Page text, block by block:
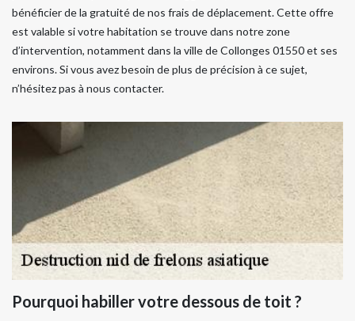
bénéficier de la gratuité de nos frais de déplacement. Cette offre
est valable si votre habitation se trouve dans notre zone
d’intervention, notamment dans la ville de Collonges 01550 et ses
environs. Si vous avez besoin de plus de précision à ce sujet,
n’hésitez pas à nous contacter.
Pourquoi habiller votre dessous de toit ?